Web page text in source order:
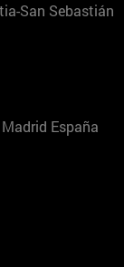
San Sebastián
España